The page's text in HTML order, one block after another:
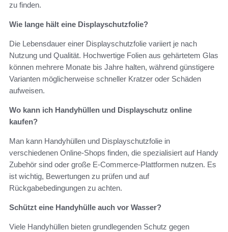
zu finden.
Wie lange hält eine Displayschutzfolie?
Die Lebensdauer einer Displayschutzfolie variiert je nach
Nutzung und Qualität. Hochwertige Folien aus gehärtetem Glas
können mehrere Monate bis Jahre halten, während günstigere
Varianten möglicherweise schneller Kratzer oder Schäden
aufweisen.
Wo kann ich Handyhüllen und Displayschutz online
kaufen?
Man kann Handyhüllen und Displayschutzfolie in
verschiedenen Online-Shops finden, die spezialisiert auf Handy
Zubehör sind oder große E-Commerce-Plattformen nutzen. Es
ist wichtig, Bewertungen zu prüfen und auf
Rückgabebedingungen zu achten.
Schützt eine Handyhülle auch vor Wasser?
Viele Handyhüllen bieten grundlegenden Schutz gegen